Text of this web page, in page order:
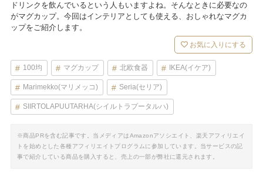
ドリンクを飲んでいるという人もいますよね。そんなときに必要なの
がマグカップ。今回はインテリアとしても使える、おしゃれなマグカ
ップをご紹介します。
お気に入りにする
100均 マグカップ 北欧食器 IKEA(イケア)
Marimekko(マリメッコ) Seria(セリア)
SIIRTOLAPUUTARHA(シイルトラプータルハ)
※商品PRを含む記事です。当メディアはAmazonアソシエイト、楽天アフィリエイ
トを始めとした各種アフィリエイトプログラムに参加しています。当サービスの記
事で紹介している商品を購入すると、売上の一部が弊社に還元されます。